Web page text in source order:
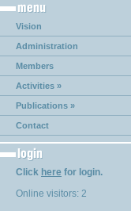
Vision
Administration
Members
Activities »
Publications »
Contact
Click here for login.
Online visitors: 2